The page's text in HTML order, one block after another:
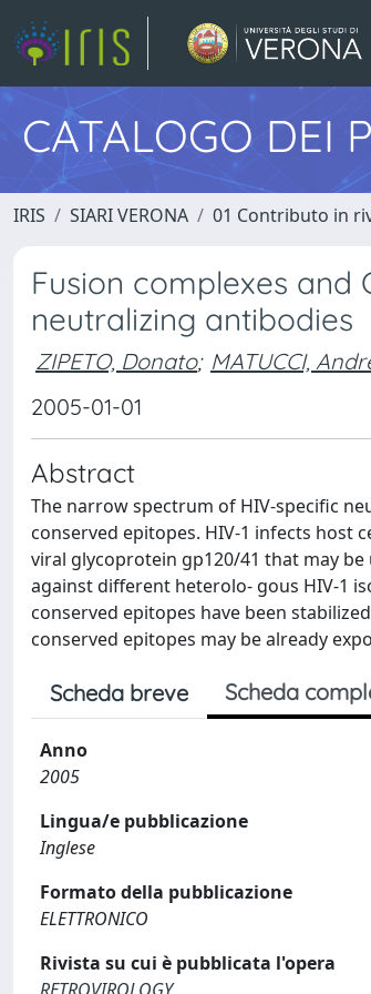
CATALOGO DEI
IRIS SIARI VERONA 01 Contributo in
Fusion complexes and
neutralizing antibodies
ZIPETO, Donato; MATUCCI,
2005-01-01
Abstract
The narrow spectrum of HIV-specific
conserved epitopes. HIV-1 infects host
viral glycoprotein gp120/41 that may
against different heterolo- gous HIV-1
conserved epitopes have been
conserved epitopes may be already
Scheda breve Scheda
Anno
2005
Lingua/e pubblicazione
Inglese
Formato della pubblicazione
ELETTRONICO
Rivista su cui è pubblicata l'opera